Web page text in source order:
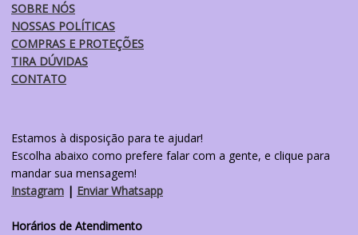
SOBRE NÓS
NOSSAS POLÍTICAS
COMPRAS E PROTEÇÕES
TIRA DÚVIDAS
CONTATO
Estamos à disposição para te ajudar!
Escolha abaixo como prefere falar com a gente, e clique para
mandar sua mensagem!
Instagram | Enviar Whatsapp
Horários de Atendimento